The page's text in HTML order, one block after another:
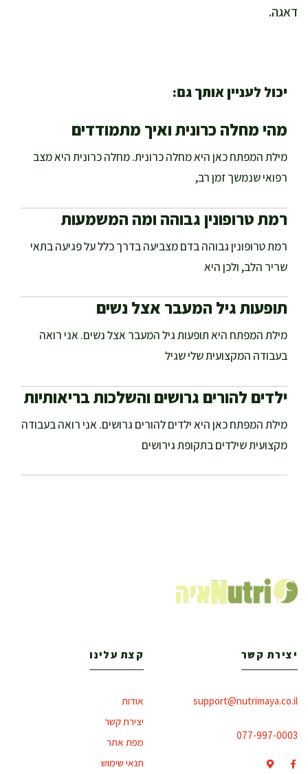
דאגה.
יכול לעניין אותך גם:
מהי מחלה כרונית ואיך מתמודדים
מילת המפתח כאן היא מחלה כרונית. מחלה כרונית היא מצב
רפואי שנמשך זמן רב,
רמת טרופונין גבוהה ומה המשמעות
רמת טרופונין גבוהה בדם מצביעה בדרך כלל על פגיעה בתאי
שריר הלב, ולכן היא
תופעות גיל המעבר אצל נשים
מילת המפתח היא תופעות גיל המעבר אצל נשים. אני רואה
בעבודה המקצועית שלי שגיל
ילדים להורים גרושים והשלכות בריאותיות
מילת המפתח כאן היא ילדים להורים גרושים. אני רואה בעבודה
מקצועית שילדים בתקופת גירושים
יצירת קשר
support@nutrimaya.co.il
077-997-0003
קצת עלינו
אודות
יצירת קשר
מפת אתר
תנאי שימוש